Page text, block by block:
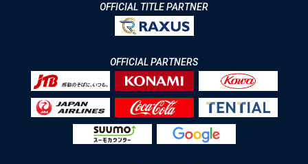
OFFICIAL TITLE PARTNER
OFFICIAL PARTNERS